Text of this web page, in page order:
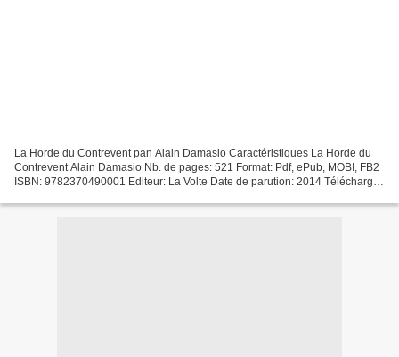
La Horde du Contrevent pan Alain Damasio Caractéristiques La Horde du
Contrevent Alain Damasio Nb. de pages: 521 Format: Pdf, ePub, MOBI, FB2
ISBN: 9782370490001 Editeur: La Volte Date de parution: 2014 Télécharger